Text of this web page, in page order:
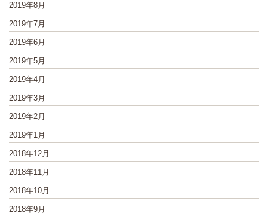
2019年8月
2019年7月
2019年6月
2019年5月
2019年4月
2019年3月
2019年2月
2019年1月
2018年12月
2018年11月
2018年10月
2018年9月